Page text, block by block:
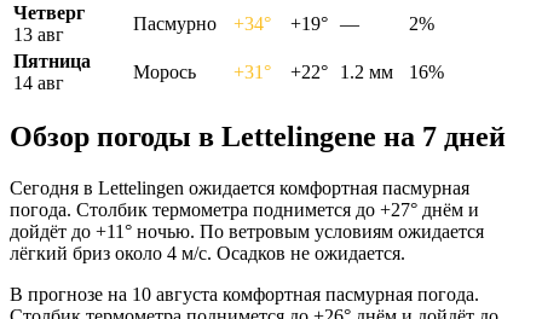
Четверг
13 авг
Пасмурно +34° +19° —
2%
Пятница
14 авг
Морось +31° +22° 1.2 мм 16%
Обзор погоды в Lettelingenе на 7 дней
Сегодня в Lettelingen ожидается комфортная пасмурная
погода. Столбик термометра поднимется до +27° днём и
дойдёт до +11° ночью. По ветровым условиям ожидается
лёгкий бриз около 4 м/с. Осадков не ожидается.
В прогнозе на 10 августа комфортная пасмурная погода.